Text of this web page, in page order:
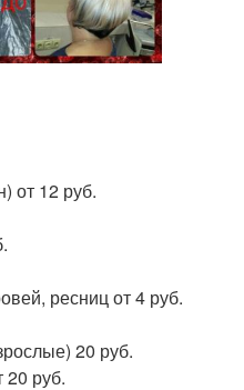
от 12 руб.
ресниц от 4 руб.
20 руб.
20 руб.